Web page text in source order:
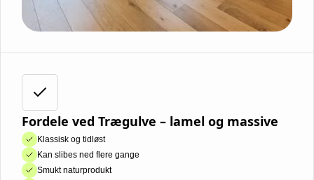
Fordele ved Trægulve – lamel og massive
Klassisk og tidløst
Kan slibes ned flere gange
Smukt naturprodukt